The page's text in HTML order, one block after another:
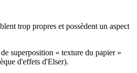
trop propres et possèdent un aspect
superposition « texture du papier »
d'effets d'Elser).